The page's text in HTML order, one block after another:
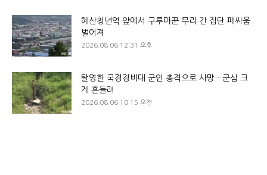
혜산청년역 앞에서 구루마꾼 무리 간 집단 패싸움
벌어져
2026.08.06 12:31 오후
탈영한 국경경비대 군인 총격으로 사망…군심 크
게 흔들려
2026.08.06 10:15 오전